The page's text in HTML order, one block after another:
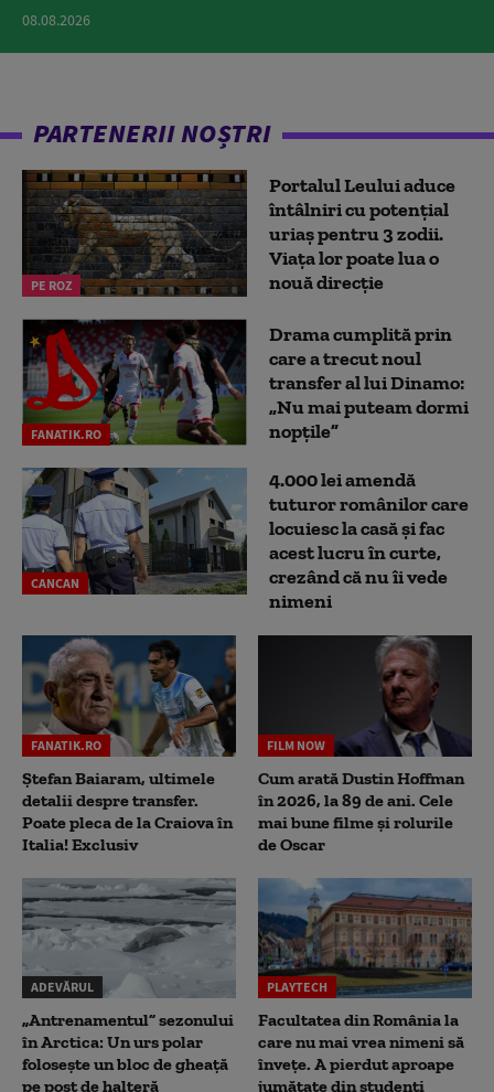
08.08.2026
PARTENERII NOȘTRI
PE ROZ
Portalul Leului aduce
întâlniri cu potențial
uriaș pentru 3 zodii.
Viața lor poate lua o
nouă direcție
FANATIK.RO
Drama cumplită prin
care a trecut noul
transfer al lui Dinamo:
„Nu mai puteam dormi
nopțile”
CANCAN
4.000 lei amendă
tuturor românilor care
locuiesc la casă și fac
acest lucru în curte,
crezând că nu îi vede
nimeni
FANATIK.RO
Ștefan Baiaram, ultimele
detalii despre transfer.
Poate pleca de la Craiova în
Italia! Exclusiv
FILM NOW
Cum arată Dustin Hoffman
în 2026, la 89 de ani. Cele
mai bune filme și rolurile
de Oscar
ADEVĂRUL
„Antrenamentul” sezonului
în Arctica: Un urs polar
folosește un bloc de gheață
pe post de halteră
PLAYTECH
Facultatea din România la
care nu mai vrea nimeni să
înveţe. A pierdut aproape
jumătate din studenţi